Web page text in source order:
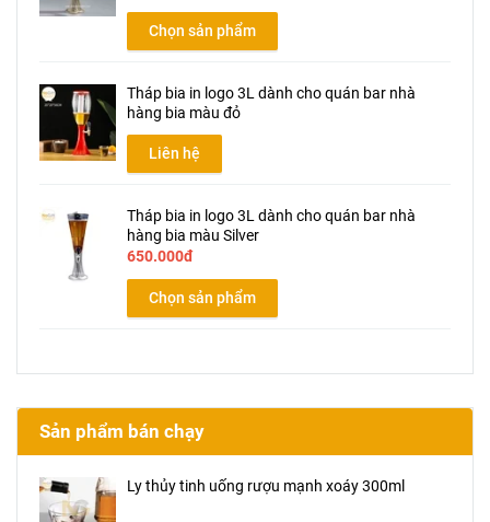
Chọn sản phẩm
Tháp bia in logo 3L dành cho quán bar nhà
hàng bia màu đỏ
Liên hệ
Tháp bia in logo 3L dành cho quán bar nhà
hàng bia màu Silver
650.000đ
Chọn sản phẩm
Sản phẩm bán chạy
Ly thủy tinh uống rượu mạnh xoáy 300ml